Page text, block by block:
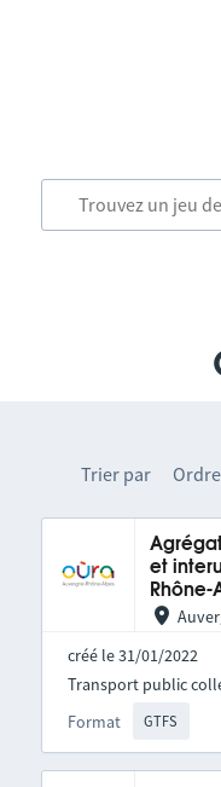
Trier par
et
Rhône-
créé le 31/01/2022
Format GTFS
Transport public